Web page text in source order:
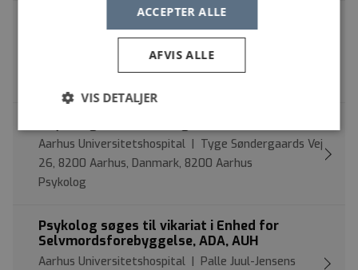
Psykolog til Retspsykiatrisk Afsnit R3
Aarhus Universitetshospital | Tyge Søndergaards
Aarhus Universitetshospital | Tyge Søndergaards Vej
26, 8200 Aarhus, Danmark, 8200 Aarhus
Psykolog
Psykolog søges til vikariat i Enhed for
Selvmordsforebyggelse, ADA, AUH
Aarhus Universitetshospital | Palle Juul-Jensens
ACCEPTER ALLE
AFVIS ALLE
VIS DETALJER